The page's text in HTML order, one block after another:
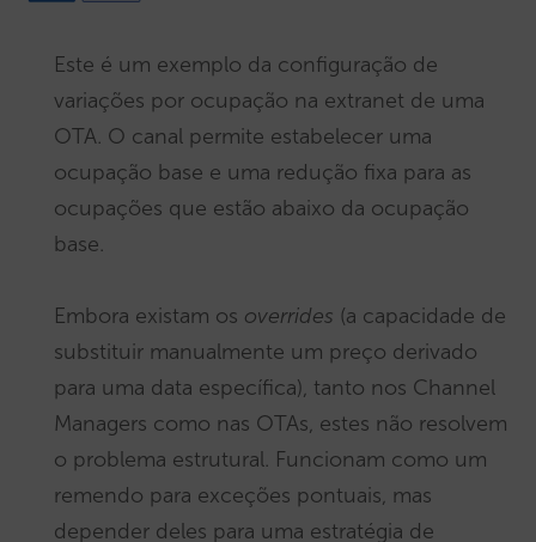
Este é um exemplo da configuração de
variações por ocupação na extranet de uma
OTA. O canal permite estabelecer uma
ocupação base e uma redução fixa para as
ocupações que estão abaixo da ocupação
base.
Embora existam os overrides (a capacidade de
substituir manualmente um preço derivado
para uma data específica), tanto nos Channel
Managers como nas OTAs, estes não resolvem
o problema estrutural. Funcionam como um
remendo para exceções pontuais, mas
depender deles para uma estratégia de